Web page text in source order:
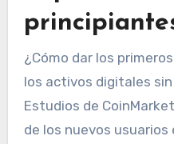
¿Cómo dar los
los activos digitales
Estudios de
de los nuevos